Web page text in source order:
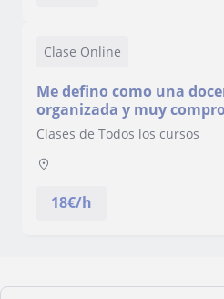
Clase Online
Me defino como una
organizada y muy
aprendizaje real del
Clases de Todos los cursos
18€/h